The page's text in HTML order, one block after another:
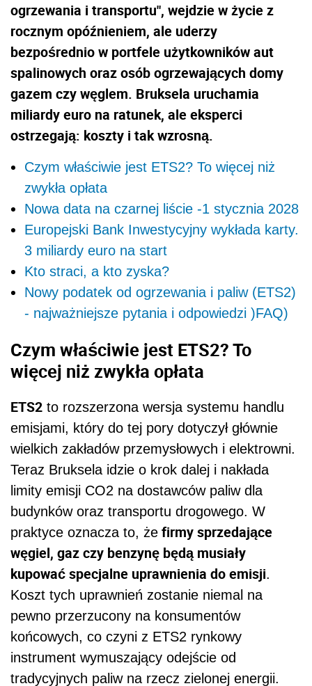
ogrzewania i transportu", wejdzie w życie z
rocznym opóźnieniem, ale uderzy
bezpośrednio w portfele użytkowników aut
spalinowych oraz osób ogrzewających domy
gazem czy węglem. Bruksela uruchamia
miliardy euro na ratunek, ale eksperci
ostrzegają: koszty i tak wzrosną.
Czym właściwie jest ETS2? To więcej niż
zwykła opłata
Nowa data na czarnej liście -1 stycznia 2028
Europejski Bank Inwestycyjny wykłada karty.
3 miliardy euro na start
Kto straci, a kto zyska?
Nowy podatek od ogrzewania i paliw (ETS2)
- najważniejsze pytania i odpowiedzi )FAQ)
Czym właściwie jest ETS2? To
więcej niż zwykła opłata
ETS2 to rozszerzona wersja systemu handlu
emisjami, który do tej pory dotyczył głównie
wielkich zakładów przemysłowych i elektrowni.
Teraz Bruksela idzie o krok dalej i nakłada
limity emisji CO2 na dostawców paliw dla
budynków oraz transportu drogowego. W
praktyce oznacza to, że firmy sprzedające
węgiel, gaz czy benzynę będą musiały
kupować specjalne uprawnienia do emisji.
Koszt tych uprawnień zostanie niemal na
pewno przerzucony na konsumentów
końcowych, co czyni z ETS2 rynkowy
instrument wymuszający odejście od
tradycyjnych paliw na rzecz zielonej energii.